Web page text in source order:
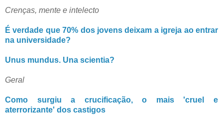
Crenças, mente e intelecto
É verdade que 70% dos jovens deixam a igreja ao entrar
na universidade?
Unus mundus. Una scientia?
Geral
Como surgiu a crucificação, o mais 'cruel e
aterrorizante' dos castigos